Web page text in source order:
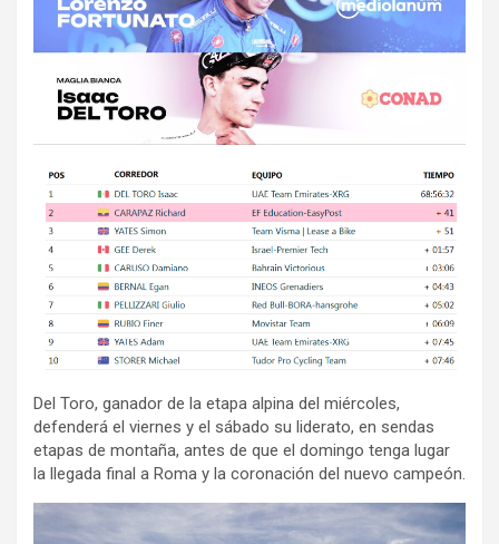
Del Toro, ganador de la etapa alpina del miércoles,
defenderá el viernes y el sábado su liderato, en sendas
etapas de montaña, antes de que el domingo tenga lugar
la llegada final a Roma y la coronación del nuevo campeón.